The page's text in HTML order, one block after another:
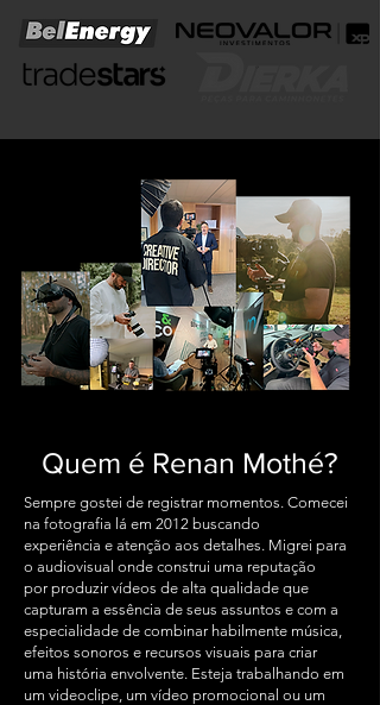
Quem é Renan Mothé?
Sempre gostei de registrar momentos. Comecei
na fotografia lá em 2012 buscando
experiência e atenção aos detalhes. Migrei para
o audiovisual onde construi uma reputação
por produzir vídeos de alta qualidade que
capturam a essência de seus assuntos e com a
especialidade de combinar habilmente música,
efeitos sonoros e recursos visuais para criar
uma história envolvente. Esteja trabalhando em
um videoclipe, um vídeo promocional ou um